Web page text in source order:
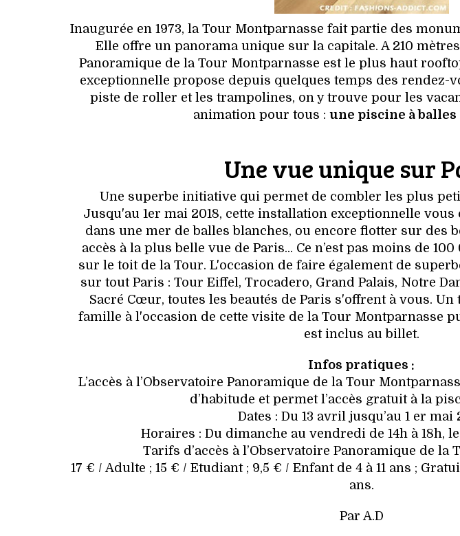
Inaugurée en 1973, la Tour Montparnasse fait partie des
Elle offre un panorama unique sur la capitale. A 210
Panoramique de la Tour Montparnasse est le plus haut
exceptionnelle propose depuis quelques temps des rendez-
piste de roller et les trampolines, on y trouve pour les
animation pour tous :une piscine à
Une vue unique sur
Une superbe initiative qui permet de combler les plus
Jusqu'au 1er mai 2018, cette installation exceptionnelle
dans une mer de balles blanches, ou encore flotter sur des
accès à la plus belle vue de Paris... Ce n’est pas moins de
sur le toit de la Tour. L'occasion de faire également de
sur tout Paris : Tour Eiffel, Trocadero, Grand Palais, Notre
Sacré Cœur, toutes les beautés de Paris s'offrent à vous.
famille à l'occasion de cette visite de la Tour Montparnasse
est inclus au billet.
Infos pratiques :
L’accès à l’Observatoire Panoramique de la Tour
d’habitude et permet l’accès gratuit à la
Dates : Du 13 avril jusqu’au 1 er mai
Horaires : Du dimanche au vendredi de 14h à 18h, le
Tarifs d’accès à l’Observatoire Panoramique de la
17 € / Adulte ; 15 € / Etudiant ; 9,5 € / Enfant de 4 à 11 ans ;
ans.
Par A.D